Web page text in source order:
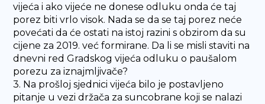
vijeća i ako vijeće ne donese odluku onda će taj
porez biti vrlo visok. Nada se da se taj porez neće
povećati da će ostati na istoj razini s obzirom da su
cijene za 2019. već formirane. Da li se misli staviti na
dnevni red Gradskog vijeća odluku o paušalom
porezu za iznajmljivače?
3. Na prošloj sjednici vijeća bilo je postavljeno
pitanje u vezi držača za suncobrane koji se nalazi